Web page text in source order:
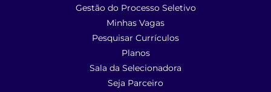
Gestão do Processo Seletivo
Minhas Vagas
Pesquisar Currículos
Planos
Sala da Selecionadora
Seja Parceiro